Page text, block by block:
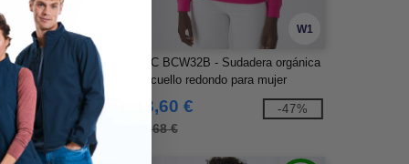
- Sudadera cuello
-48%
W1
B&C BCW32B - Sudadera orgánica
de cuello redondo para mujer
13,60 €
25,68 €
-47%